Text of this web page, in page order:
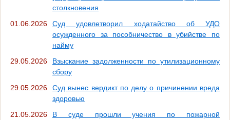
столкновения
01.06.2026
Суд удовлетворил ходатайство об УДО
осужденного за пособничество в убийстве по
найму
29.05.2026
Взыскание задолженности по утилизационному
сбору
29.05.2026
Суд вынес вердикт по делу о причинении вреда
здоровью
21.05.2026
В суде прошли учения по пожарной